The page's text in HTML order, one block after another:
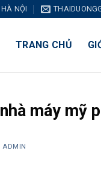
NỘI
TRANG CHỦ
máy mỹ
ADMIN